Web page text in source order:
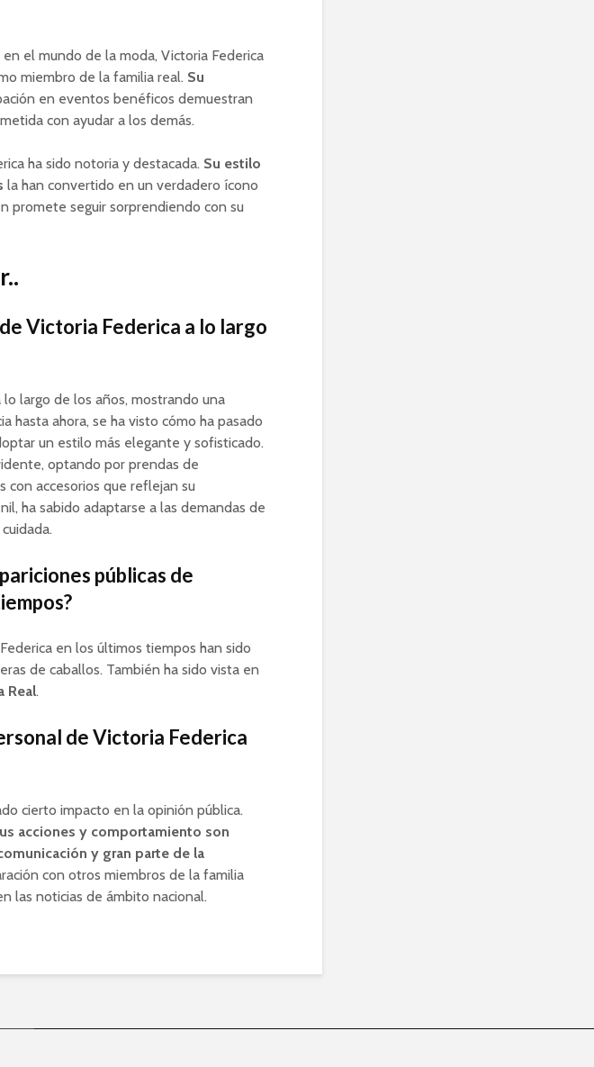
el mundo de la moda, Victoria Federica
miembro de la familia real. Su
en eventos benéficos demuestran
con ayudar a los demás.
ha sido notoria y destacada. Su estilo
la han convertido en un verdadero ícono
promete seguir sorprendiendo con su
Victoria Federica a lo largo
largo de los años, mostrando una
hasta ahora, se ha visto cómo ha pasado
un estilo más elegante y sofisticado.
optando por prendas de
accesorios que reflejan su
ha sabido adaptarse a las demandas de
públicas de
en los últimos tiempos han sido
de caballos. También ha sido vista en
Real.
de Victoria Federica
cierto impacto en la opinión pública.
acciones y comportamiento son
y gran parte de la
con otros miembros de la familia
las noticias de ámbito nacional.